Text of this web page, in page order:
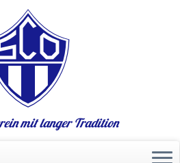
mit langer Tradition